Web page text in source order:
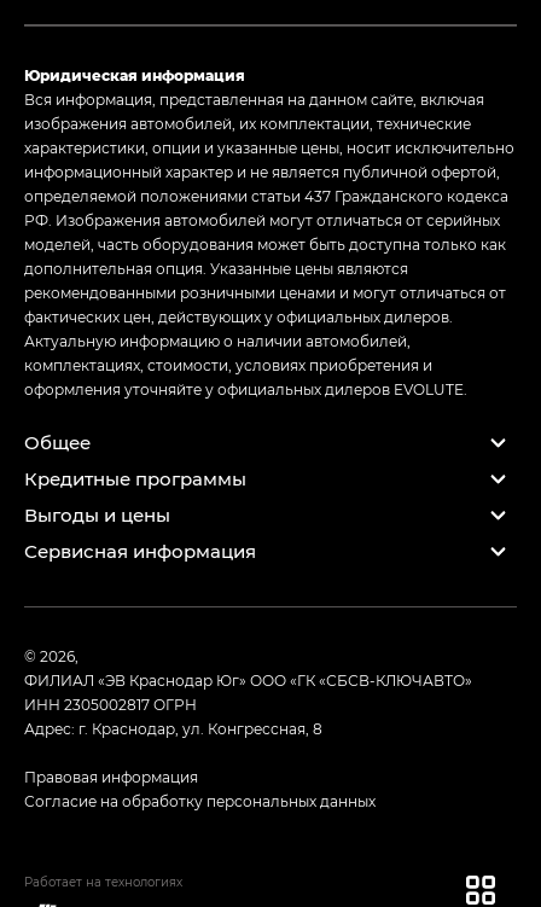
Юридическая информация
Вся информация, представленная на данном сайте, включая
изображения автомобилей, их комплектации, технические
характеристики, опции и указанные цены, носит исключительно
информационный характер и не является публичной офертой,
определяемой положениями статьи 437 Гражданского кодекса
РФ. Изображения автомобилей могут отличаться от серийных
моделей, часть оборудования может быть доступна только как
дополнительная опция. Указанные цены являются
рекомендованными розничными ценами и могут отличаться от
фактических цен, действующих у официальных дилеров.
Актуальную информацию о наличии автомобилей,
комплектациях, стоимости, условиях приобретения и
оформления уточняйте у официальных дилеров EVOLUTE.
Общее
Кредитные программы
Выгоды и цены
Сервисная информация
© 2026,
ФИЛИАЛ «ЭВ Краснодар Юг» ООО «ГК «СБСВ-КЛЮЧАВТО»
ИНН 2305002817ОГРН
Адрес: г. Краснодар, ул. Конгрессная, 8
Правовая информация
Согласие на обработку персональных данных
Работает на технологиях